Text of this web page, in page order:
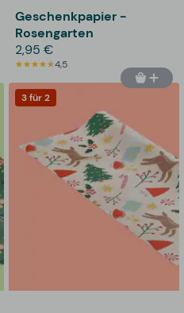
Geschenkpapier -
Rosengarten
2,95 €
4,5
3 für 2